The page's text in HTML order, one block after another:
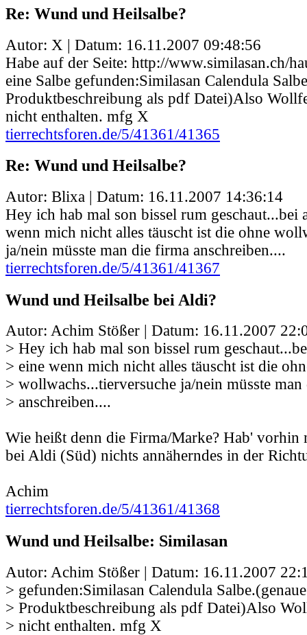
Re: Wund und Heilsalbe?
Autor: X | Datum: 16.11.2007 09:48:56
Habe auf der Seite: http://www.similasan.ch/
eine Salbe gefunden:Similasan Calendula
Produktbeschreibung als pdf Datei)Also
nicht enthalten. mfg X
tierrechtsforen.de/5/41361/41365
Re: Wund und Heilsalbe?
Autor: Blixa | Datum: 16.11.2007 14:36:14
Hey ich hab mal son bissel rum geschaut...bei
wenn mich nicht alles täuscht ist die ohne
ja/nein müsste man die firma anschreiben....
tierrechtsforen.de/5/41361/41367
Wund und Heilsalbe bei Aldi?
Autor: Achim Stößer | Datum: 16.11.2007
> Hey ich hab mal son bissel rum
> eine wenn mich nicht alles täuscht ist die
> wollwachs...tierversuche ja/nein müsste
> anschreiben....
Wie heißt denn die Firma/Marke? Hab' vorhin
bei Aldi (Süd) nichts annäherndes in der
Achim
tierrechtsforen.de/5/41361/41368
Wund und Heilsalbe: Similasan
Autor: Achim Stößer | Datum: 16.11.2007
> gefunden:Similasan Calendula Salbe.(genaue
> Produktbeschreibung als pdf Datei)Also
> nicht enthalten. mfg X